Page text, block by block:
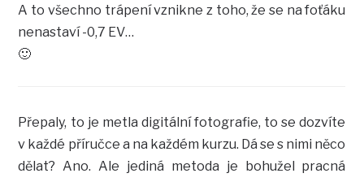
A to všechno trápení vznikne z toho, že se na foťáku
nenastaví -0,7 EV…
🙂
Přepaly, to je metla digitální fotografie, to se dozvíte
v každé příručce a na každém kurzu. Dá se s nimi něco
dělat? Ano. Ale jediná metoda je bohužel pracná